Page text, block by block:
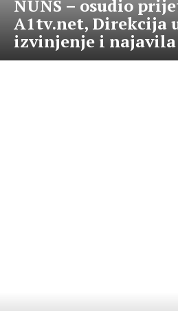
NUNS – osudio
A1tv.net, Direkcija
izvinjenje i